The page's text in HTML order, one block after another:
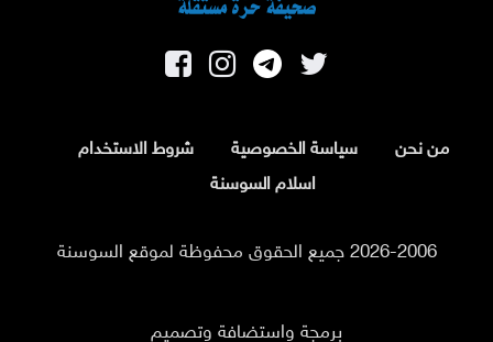
من نحن سياسة الخصوصية
شروط الاستخدام
اسلام السوسنة
2026-2006 جميع الحقوق محفوظة لموقع السوسنة
برمجة واستضافة وتصميم